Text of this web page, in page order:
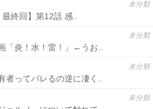
未分類
終回】第12話 感..
未分類
「炎！水！雷！」←うお..
未分類
ってバレるの逆に凄く..
未分類